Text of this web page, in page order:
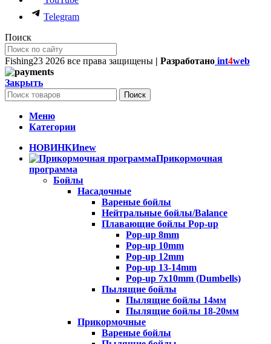
Telegram
Поиск
Fishing23 2026 все права защищены | Разработано int4web
Закрыть
Поиск
Меню
Категории
НОВИНКИnew
Прикормочная
программа
Бойлы
Насадочные
Вареные бойлы
Нейтральные бойлы/Balance
Плавающие бойлы Pop-up
Pop-up 8mm
Pop-up 10mm
Pop-up 12mm
Pop-up 13-14mm
Pop-up 7x10mm (Dumbells)
Пылящие бойлы
Пылящие бойлы 14мм
Пылящие бойлы 18-20мм
Прикормочные
Вареные бойлы